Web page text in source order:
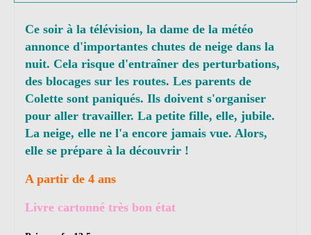
Ce soir à la télévision, la dame de la météo
annonce d'importantes chutes de neige dans la
nuit. Cela risque d'entraîner des perturbations,
des blocages sur les routes. Les parents de
Colette sont paniqués. Ils doivent s'organiser
pour aller travailler. La petite fille, elle, jubile.
La neige, elle ne l'a encore jamais vue. Alors,
elle se prépare à la découvrir !
A partir de 4 ans
Livre cartonné très bon état